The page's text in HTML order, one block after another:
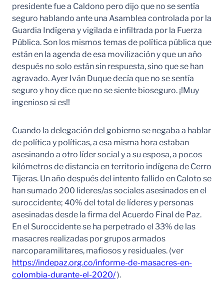
presidente fue a Caldono pero dijo que no se sentía
seguro hablando ante una Asamblea controlada por la
Guardia Indígena y vigilada e infiltrada por la Fuerza
Pública. Son los mismos temas de política pública que
están en la agenda de esa movilización y que un año
después no solo están sin respuesta, sino que se han
agravado. Ayer Iván Duque decía que no se sentía
seguro y hoy dice que no se siente bioseguro. ¡!Muy
ingenioso si es!!
Cuando la delegación del gobierno se negaba a hablar
de política y políticas, a esa misma hora estaban
asesinando a otro líder social y a su esposa, a pocos
kilómetros de distancia en territorio indígena de Cerro
Tijeras. Un año después del intento fallido en Caloto se
han sumado 200 lideres/as sociales asesinados en el
suroccidente; 40% del total de líderes y personas
asesinadas desde la firma del Acuerdo Final de Paz.
En el Suroccidente se ha perpetrado el 33% de las
masacres realizadas por grupos armados
narcoparamilitares, mafiosos y residuales. (ver
https://indepaz.org.co/informe-de-masacres-en-
colombia-durante-el-2020/).